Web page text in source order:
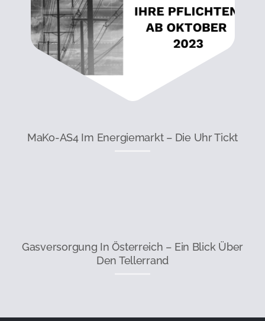
MaKo-AS4 Im Energiemarkt – Die Uhr Tickt
Gasversorgung In Österreich – Ein Blick Über
Den Tellerrand